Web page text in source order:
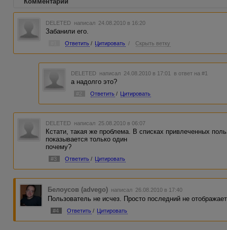
DELETED написал 24.08.2010 в 16:20
Забанили его.
Ответить / Цитировать / Скрыть ветку
DELETED написал 24.08.2010 в 17:01 в ответ на #1
а надолго это?
#2 Ответить / Цитировать
DELETED написал 25.08.2010 в 06:07
Кстати, такая же проблема. В списках привлеченных
показывается только один
почему?
#3 Ответить / Цитировать
Белоусов (advego) написал 26.08.2010 в 17:40
Пользователь не исчез. Просто последний не
#4 Ответить / Цитировать